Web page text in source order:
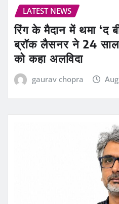
LATEST NEWS
रिंग के मैदान में थमा ‘द
ब्रॉक लैसनर ने 24 साल
को कहा अलविदा
gaurav chopra